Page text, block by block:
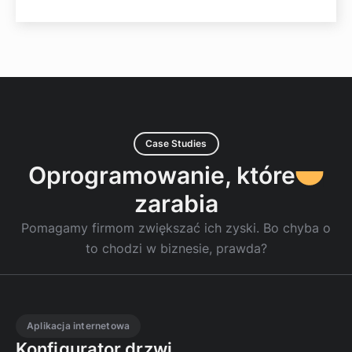
Case Studies
Oprogramowanie, które
zarabia
Pomagamy firmom zwiększać ich zyski. Bo chyba o
to chodzi w biznesie, prawda?
Aplikacja internetowa